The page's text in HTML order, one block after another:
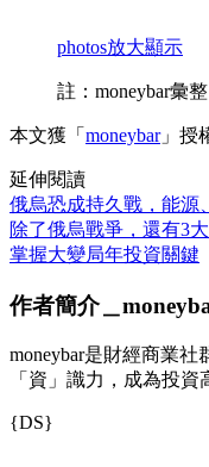
photos放大顯示
註：moneybar
本文獲「 moneybar」授
延伸閱讀
俄烏恐成持久戰，能源
除了俄烏戰爭，還有3
掌握大變局年投資關鍵
作者簡介＿
moneybar是財經商業
「資」識力，成為投資
{DS}